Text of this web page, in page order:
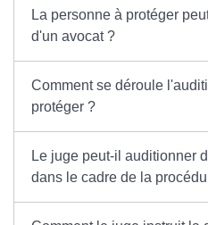
La personne à protéger
d'un avocat ?
Comment se déroule
protéger ?
Le juge peut-il auditionner
dans le cadre de la